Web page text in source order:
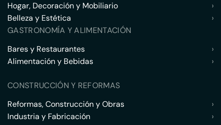
Hogar, Decoración y Mobiliario
›
Belleza y Estética
›
GASTRONOMÍA Y ALIMENTACIÓN
Bares y Restaurantes
›
Alimentación y Bebidas
›
CONSTRUCCIÓN Y REFORMAS
Reformas, Construcción y Obras
›
Industria y Fabricación
›